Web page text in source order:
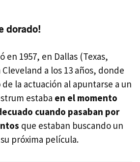
dorado!
en 1957, en Dallas (Texas,
Cleveland a los 13 años, donde
la actuación al apuntarse a un
estaba en el momento
cuando pasaban por
que estaban buscando un
próxima película.